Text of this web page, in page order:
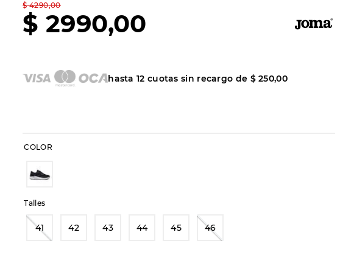
$ 4290,00
$ 2990,00
hasta12 cuotas sin recargo de $ 250,00
COLOR
Talles
41 42 43 44 45 46